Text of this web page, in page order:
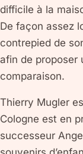
difficile à la
De façon assez
contrepied de
afin de proposer
comparaison.
Thierry Mugler
Cologne est en
successeur